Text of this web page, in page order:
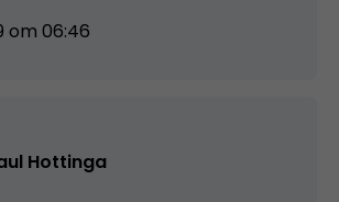
om 06:46
Hottinga